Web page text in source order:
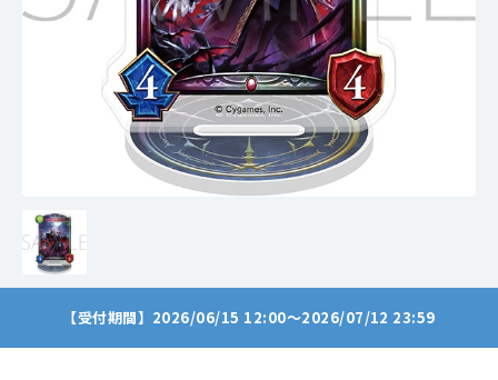
【受付期間】2026/06/15 12:00～2026/07/12 23:59